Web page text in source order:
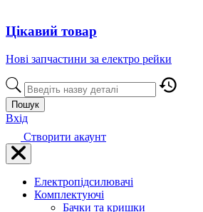
Цікавий товар
Нові запчастини за електро рейки
Пошук
Вхід
Створити акаунт
Електропідсилювачі
Комплектуючі
Бачки та кришки